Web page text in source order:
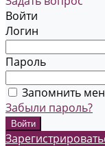
Войти
Логин
Пароль
Запомнить
Забыли пароль?